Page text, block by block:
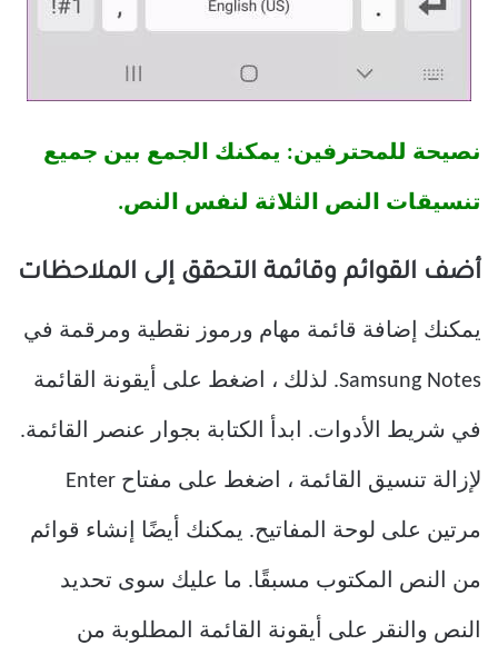
نصيحة للمحترفين: يمكنك الجمع بين جميع
تنسيقات النص الثلاثة لنفس النص.
أضف القوائم وقائمة التحقق إلى الملاحظات
يمكنك إضافة قائمة مهام ورموز نقطية ومرقمة في
Samsung Notes. لذلك ، اضغط على أيقونة القائمة
في شريط الأدوات. ابدأ الكتابة بجوار عنصر القائمة.
لإزالة تنسيق القائمة ، اضغط على مفتاح Enter
مرتين على لوحة المفاتيح. يمكنك أيضًا إنشاء قوائم
من النص المكتوب مسبقًا. ما عليك سوى تحديد
النص والنقر على أيقونة القائمة المطلوبة من